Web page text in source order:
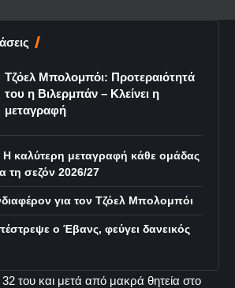
Τζόελ Μπολομπόι: Προτεραιότητά
του η Βιλερμπάν – Κλείνει η
μεταγραφή
καλύτερη μεταγραφή κάθε ομάδας
τη σεζόν 2026/27
για τον Τζόελ Μπολομπόι
ο Έβανς, φεύγει δανεικός
του και μετά από μακρά θητεία στο